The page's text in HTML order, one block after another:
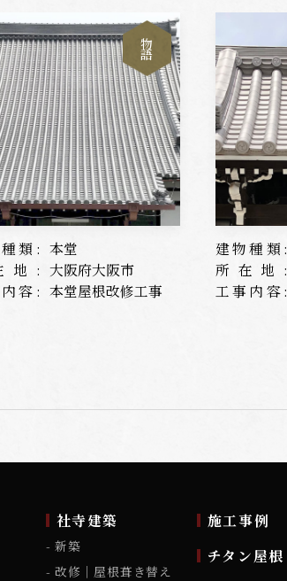
物
語
類: 本堂
地: 大阪府大阪市
容: 本堂屋根改修工事
建物種類:
所在地:
工事内容:
社寺建築
新築
改修｜屋根葺き替え
施工事例
チタン屋根